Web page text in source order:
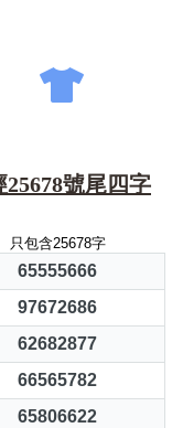
25678號尾四字
只包含25678字
65555666
97672686
62682877
66565782
65806622